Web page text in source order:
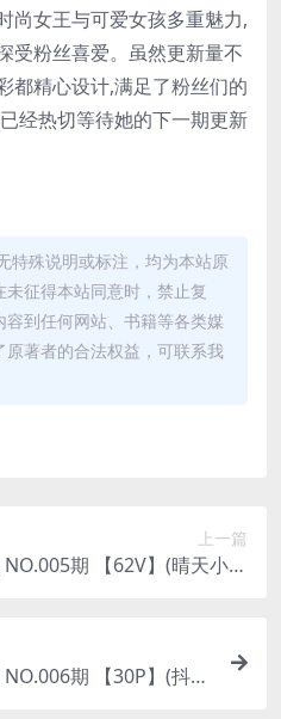
尚女王与可爱女孩多重魅力,
受粉丝喜爱。虽然更新量不
都精心设计,满足了粉丝们的
经热切等待她的下一期更新
特殊说明或标注，均为本站原
征得本站同意时，禁止复
到任何网站、书籍等各类媒
著者的合法权益，可联系我
上一篇
期 【62V】(晴天小猪